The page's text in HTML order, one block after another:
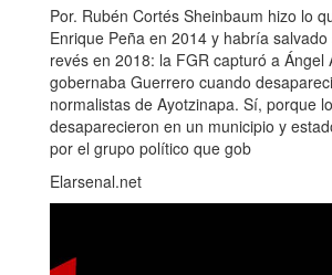
Por. Rubén Cortés Sheinbaum hizo lo
Enrique Peña en 2014 y habría
revés en 2018: la FGR capturó a Ángel
gobernaba Guerrero cuando
normalistas de Ayotzinapa. Sí, porque
desaparecieron en un municipio y
por el grupo político que gob
Elarsenal.net